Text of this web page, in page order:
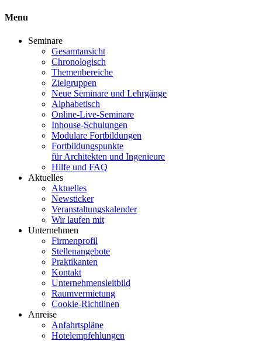
Menu
Seminare
Gesamtansicht
Chronologisch
Themenbereiche
Zielgruppen
Neue Seminare und Lehrgänge
Alphabetisch
Online-Live-Seminare
Inhouse-Schulungen
Modulare Fortbildungen
Fortbildungspunkte
für Architekten und Ingenieure
Hilfe und FAQ
Aktuelles
Aktuelles
Newsticker
Veranstaltungskalender
Wir laufen mit
Unternehmen
Firmenprofil
Stellenangebote
Praktikanten
Kontakt
Unternehmensleitbild
Raumvermietung
Cookie-Richtlinen
Anreise
Anfahrtspläne
Hotelempfehlungen